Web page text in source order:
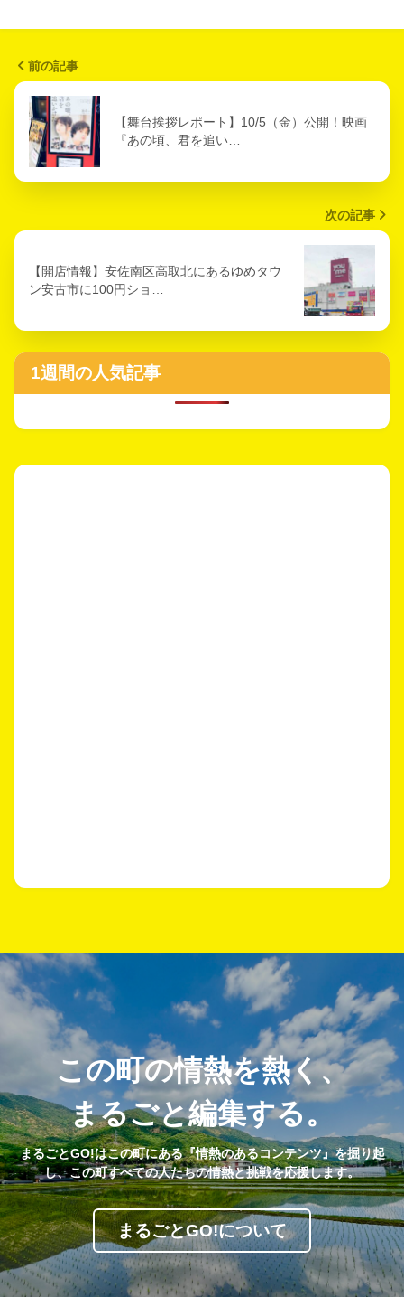
前の記事
【舞台挨拶レポート】10/5（金）公開！映画
『あの頃、君を追い…
次の記事
【開店情報】安佐南区高取北にあるゆめタウ
ン安古市に100円ショ…
1週間の人気記事
この町の情熱を熱く、
まるごと編集する。
まるごとGO!はこの町にある『情熱のあるコンテンツ』を掘り起
し、この町すべての人たちの情熱と挑戦を応援します。
まるごとGO!について